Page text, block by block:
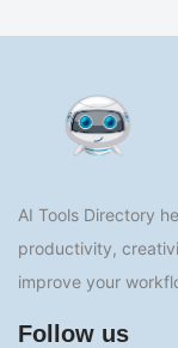
AI Tools Directory
productivity,
improve your
Follow us